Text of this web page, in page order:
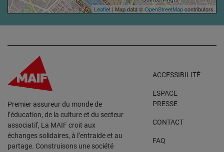
Leaflet | Map data ©OpenStreetMapcontributors
Premier assureur du monde de
l’éducation, de la culture et du secteur
associatif, La MAIF croit aux
échanges solidaires, à l’entraide et au
partage. Construisons une société
ACCESSIBILITÉ
ESPACE
PRESSE
CONTACT
FAQ